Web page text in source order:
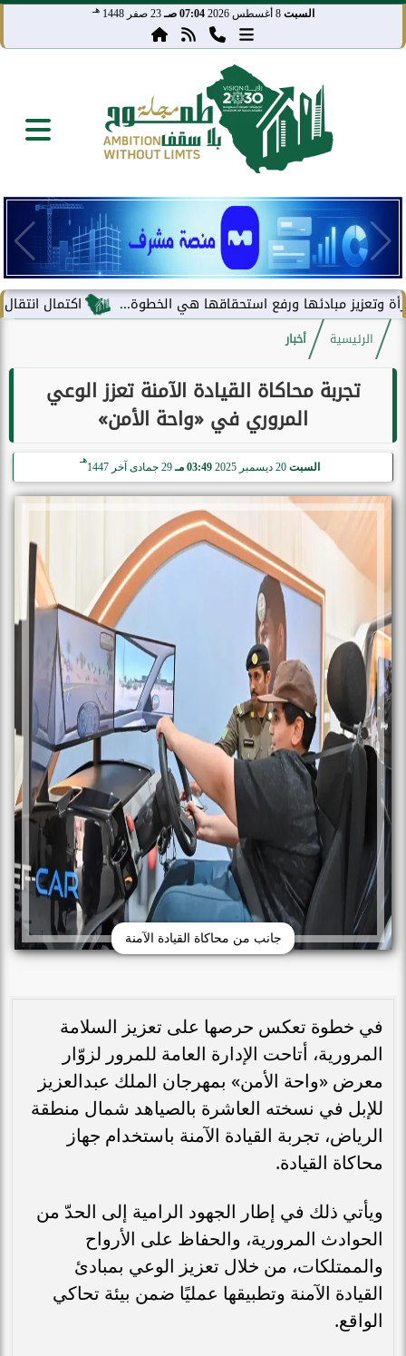
السبت 8 أغسطس 2026 07:04 صـ 23 صفر 1448 هـ
اكتمال انتقال مركز مبادئها ورفع استحقاقها هي الخطوة...
الرئيسية أخبار
تجربة محاكاة القيادة الآمنة تعزز الوعي
المروري في «واحة الأمن»
السبت 20 ديسمبر 2025 03:49 مـ 29 جمادى آخر 1447
هـ
جانب من محاكاة القيادة الآمنة
في خطوة تعكس حرصها على تعزيز السلامة
المرورية، أتاحت الإدارة العامة للمرور لزوّار
معرض «واحة الأمن» بمهرجان الملك عبدالعزيز
للإبل في نسخته العاشرة بالصياهد شمال منطقة
الرياض، تجربة القيادة الآمنة باستخدام جهاز
محاكاة القيادة.
ويأتي ذلك في إطار الجهود الرامية إلى الحدّ من
الحوادث المرورية، والحفاظ على الأرواح
والممتلكات، من خلال تعزيز الوعي بمبادئ
القيادة الآمنة وتطبيقها عمليًا ضمن بيئة تحاكي
الواقع.